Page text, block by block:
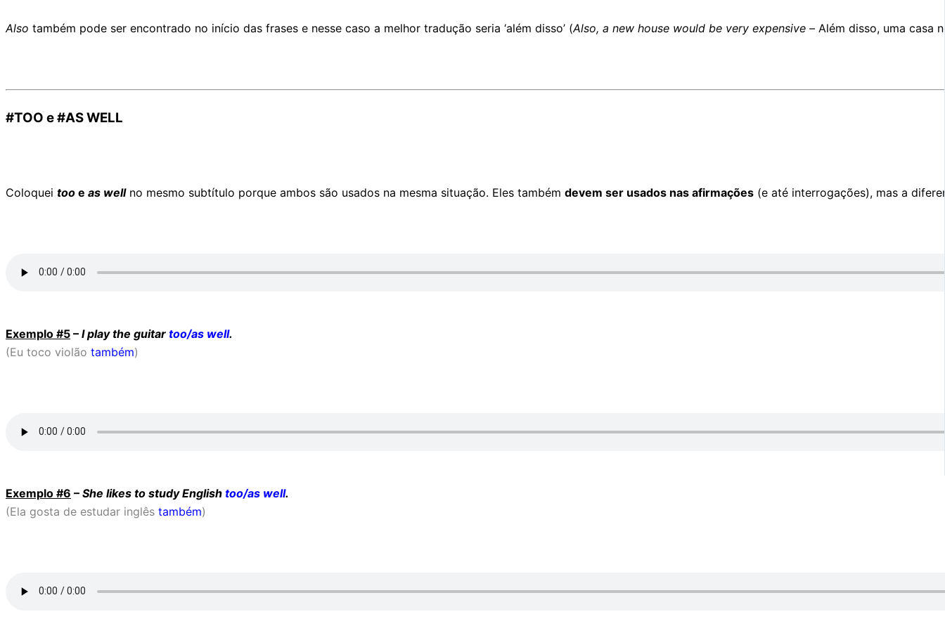
Also também pode ser encontrado no início das frases e nesse caso a melhor tradução seria ‘além disso’ (Also, a new house would be very expensive – Além disso, uma casa
#TOO e #AS WELL
Coloquei too e as well no mesmo subtítulo porque ambos são usados na mesma situação. Eles também devem ser usados nas afirmações (e até interrogações), mas a
Exemplo #5 – I play the guitar too/as well.
(Eu toco violão também)
Exemplo #6 – She likes to study English too/as well.
(Ela gosta de estudar inglês também)